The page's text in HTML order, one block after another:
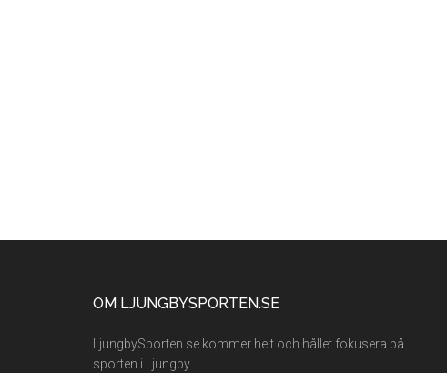
OM LJUNGBYSPORTEN.SE
LjungbySporten.se kommer helt och hållet fokusera på
sporten i Ljungby.